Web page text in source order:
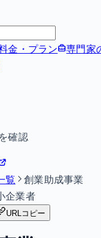
金・プラン 専門家
確認
覧
創業助成事業
企業者
URLコピー